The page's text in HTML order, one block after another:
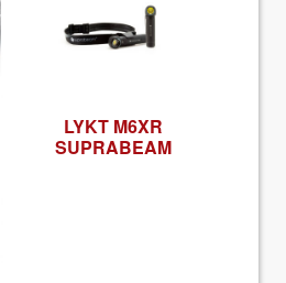
LYKT M6XR
SUPRABEAM